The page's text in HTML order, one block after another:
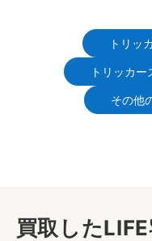
トリッ
トリッカ
その他
買取した